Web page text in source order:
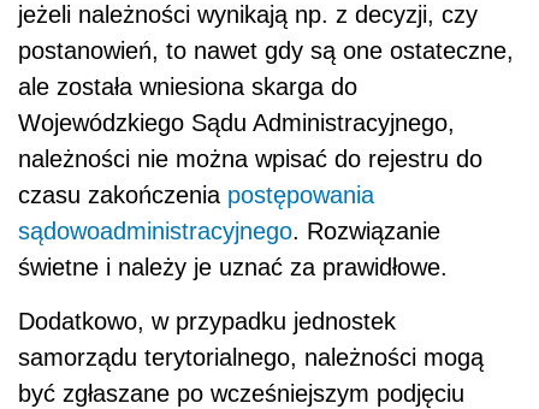
jeżeli należności wynikają np. z decyzji, czy
postanowień, to nawet gdy są one ostateczne,
ale została wniesiona skarga do
Wojewódzkiego Sądu Administracyjnego,
należności nie można wpisać do rejestru do
czasu zakończenia postępowania
sądowoadministracyjnego. Rozwiązanie
świetne i należy je uznać za prawidłowe.
Dodatkowo, w przypadku jednostek
samorządu terytorialnego, należności mogą
być zgłaszane po wcześniejszym podjęciu